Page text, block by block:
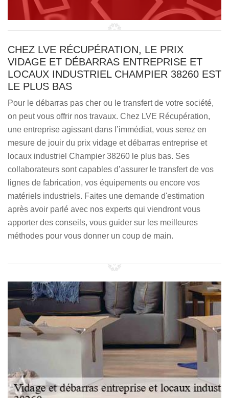
CHEZ LVE RÉCUPÉRATION, LE PRIX
VIDAGE ET DÉBARRAS ENTREPRISE ET
LOCAUX INDUSTRIEL CHAMPIER 38260 EST
LE PLUS BAS
Pour le débarras pas cher ou le transfert de votre société,
on peut vous offrir nos travaux. Chez LVE Récupération,
une entreprise agissant dans l’immédiat, vous serez en
mesure de jouir du prix vidage et débarras entreprise et
locaux industriel Champier 38260 le plus bas. Ses
collaborateurs sont capables d’assurer le transfert de vos
lignes de fabrication, vos équipements ou encore vos
matériels industriels. Faites une demande d'estimation
après avoir parlé avec nos experts qui viendront vous
apporter des conseils, vous guider sur les meilleures
méthodes pour vous donner un coup de main.